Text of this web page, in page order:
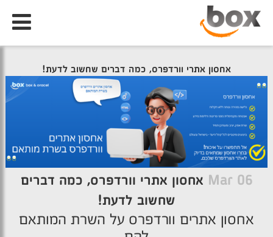
אחסון אתרי וורדפרס, כמה דברים שחשוב לדעת!
06 Mar
אחסון אתרי וורדפרס, כמה דברים
שחשוב לדעת!
אחסון אתרים וורדפרס על השרת המותאם